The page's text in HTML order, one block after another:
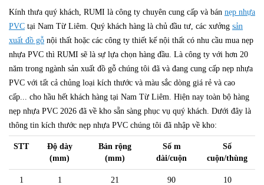
Kính thưa quý khách, RUMI là công ty chuyên cung cấp và bán nẹp nhựa
PVC tại Nam Từ Liêm. Quý khách hàng là chủ đầu tư, các xưởng sản
xuất đồ gỗ nội thất hoặc các công ty thiết kế nội thất có nhu cầu mua nẹp
nhựa PVC thì RUMI sẽ là sự lựa chọn hàng đầu. Là công ty với hơn 20
năm trong ngành sản xuất đồ gỗ chúng tôi đã và đang cung cấp nẹp nhựa
PVC với tất cả chủng loại kích thước và màu sắc dòng giá rẻ và cao
cấp... cho hầu hết khách hàng tại Nam Từ Liêm. Hiện nay toàn bộ hàng
nẹp nhựa PVC 2026 đã về kho sẵn sàng phục vụ quý khách. Dưới đây là
thông tin kích thước nẹp nhựa PVC chúng tôi đã nhập về kho:
STT
Độ dày
(mm)
Bản rộng
(mm)
Số m
dài/cuộn
Số
cuộn/thùng
1 1 21 90 10